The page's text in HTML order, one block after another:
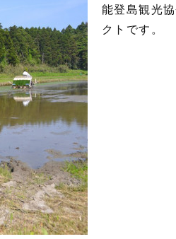
能登島観光
クトです。